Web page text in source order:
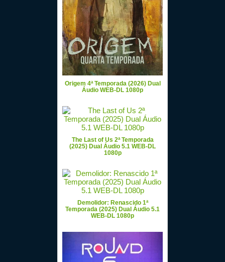
Origem 4ª Temporada (2026) Dual
Áudio WEB-DL 1080p
The Last of Us 2ª Temporada
(2025) Dual Áudio 5.1 WEB-DL
1080p
Demolidor: Renascido 1ª
Temporada (2025) Dual Áudio 5.1
WEB-DL 1080p